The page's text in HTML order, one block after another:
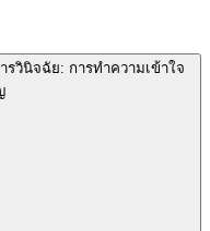
วินิจฉัย: การทำความเข้าใจ